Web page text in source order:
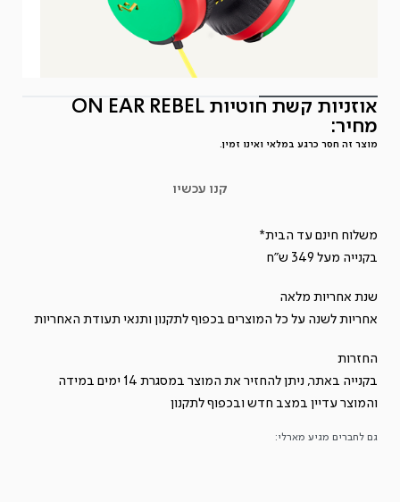
אוזניות קשת חוטיות ON EAR REBEL
מחיר:
מוצר זה חסר כרגע במלאי ואינו זמין.
קנו עכשיו
משלוח חינם עד הבית*
בקנייה מעל 349 ש"ח
שנת אחריות מלאה
אחריות לשנה על כל המוצרים בכפוף לתקנון ותנאי תעודת האחריות
החזרות
בקנייה באתר, ניתן להחזיר את המוצר במסגרת 14 ימים במידה
והמוצר עדיין במצב חדש ובכפוף לתקנון
גם לחברים מגיע מארלי: